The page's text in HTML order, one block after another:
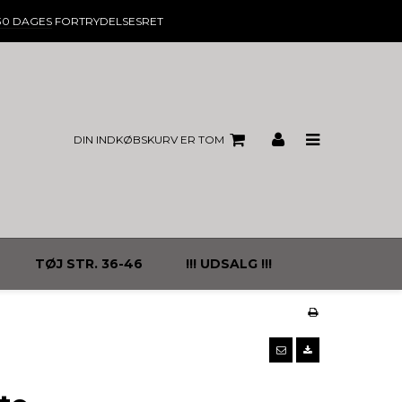
DAGESFORTRYDELSESRET
DIN INDKØBSKURV ER TOM
TØJ STR. 36-46 !!! UDSALG !!!